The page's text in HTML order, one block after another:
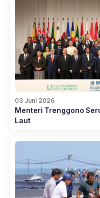
03 Juni 2026
Menteri Trenggono
Laut